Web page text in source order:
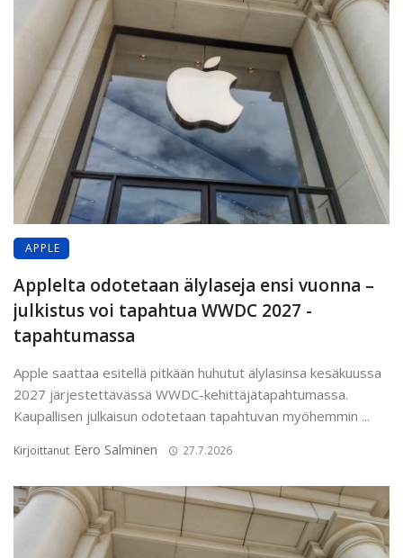
APPLE
Applelta odotetaan älylaseja ensi vuonna –
julkistus voi tapahtua WWDC 2027 -
tapahtumassa
Apple saattaa esitellä pitkään huhutut älylasinsa kesäkuussa
2027 järjestettävässä WWDC-kehittäjätapahtumassa.
Kaupallisen julkaisun odotetaan tapahtuvan myöhemmin ...
Kirjoittanut Eero Salminen 27.7.2026